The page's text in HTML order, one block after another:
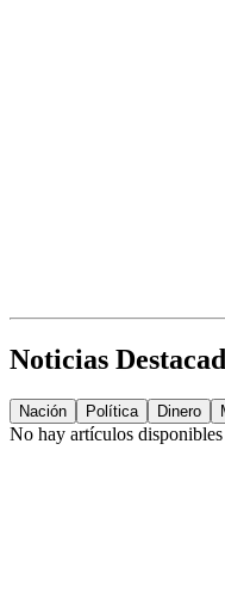
Noticias
Nación Política Dinero
No hay artículos